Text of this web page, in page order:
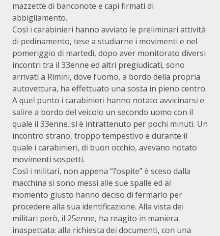
mazzette di banconote e capi firmati di
abbigliamento.
Così i carabinieri hanno avviato le preliminari attività
di pedinamento, tese a studiarne i movimenti e nel
pomeriggio di martedì, dopo aver monitorato diversi
incontri tra il 33enne ed altri pregiudicati, sono
arrivati a Rimini, dove l’uomo, a bordo della propria
autovettura, ha effettuato una sosta in pieno centro.
A quel punto i carabinieri hanno notato avvicinarsi e
salire a bordo del veicolo un secondo uomo con il
quale il 33enne. si è intrattenuto per pochi minuti. Un
incontro strano, troppo tempestivo e durante il
quale i carabinieri, di buon occhio, avevano notato
movimenti sospetti.
Così i militari, non appena “l’ospite” è sceso dalla
macchina si sono messi alle sue spalle ed al
momento giusto hanno deciso di fermarlo per
procedere alla sua identificazione. Alla vista dei
militari però, il 25enne, ha reagito in maniera
inaspettata: alla richiesta dei documenti, con una